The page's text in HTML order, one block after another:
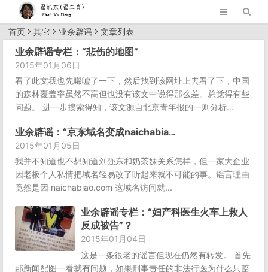
首页 其它 业余辟谣 文章列表
业余辟谣专栏：“悲伤的地图”
2015年01月06日
看了此文我也先唏嘘了一下，然后找到该网址上去看了下，中国
的森林覆盖率虽然不高但也没有该文中说得那么差。总觉得有些
问题。 进一步搜索得知，该文源自北京青年报的一则分析...
业余辟谣：“京东域名变成naichabiao.com”？
2015年01月05日
我并不知道也不想知道刘强东和奶茶妹关系怎样，但一家大企业
因老板个人私情把域名轻易改了听起来就不可能的事。谣言理由
竟然是因 naichabiao.com 这域名访问就...
业余辟谣专栏：“妇产科医生火车上救人
反成被告”？
2015年01月04日
这是一条很老的谣言但现在仍然有转发。 首先
那新闻配图一看就有问题，如果刑事责任的非法行医为什么只赔